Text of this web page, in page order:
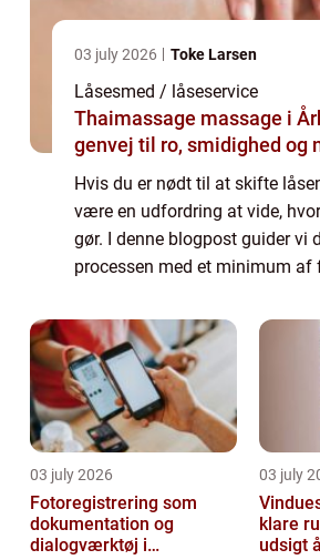
03 july 2026 Toke Larsen
Låsesmed / låseservice
Thaimassage massage i
genvej til ro, smidighed og
Hvis du er nødt til at skifte
være en udfordring at vide,
gør. I denne blogpost guider vi
processen med et minimum af
skifte låse, og hvem du skal
03 july 2026
Fotoregistrering som
dokumentation og
dialogværktøj i
03 july
klare
udsigt